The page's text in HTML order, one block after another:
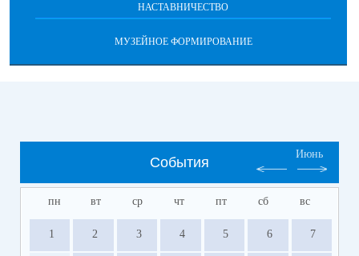
НАСТАВНИЧЕСТВО
МУЗЕЙНОЕ ФОРМИРОВАНИЕ
События
Июнь
пн вт ср чт пт сб вс
1 2 3 4 5 6 7